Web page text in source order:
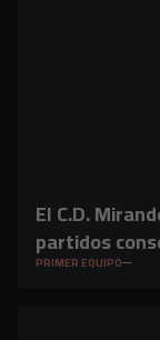
El C.D.
partidos
PRIMER EQUIPO